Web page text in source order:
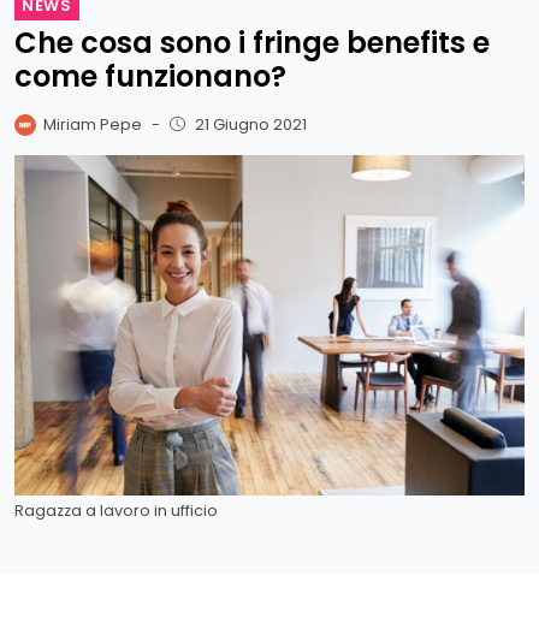
NEWS
Che cosa sono i fringe benefits e
come funzionano?
Miriam Pepe - 21 Giugno 2021
Ragazza a lavoro in ufficio